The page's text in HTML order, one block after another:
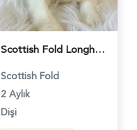
Scottish Fold Longhair Lilac Bi Color 2 Aylık - 5908
Scottish Fold
2 Aylık
Dişi